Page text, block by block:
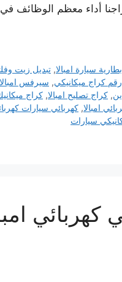
أداء معظم الوظائف
بطارية سيارة امبالا,تبديل زيت
رقم كراج ميكانيكي, سيرفس امبالا
, كراج تصليح امبالا, كراج
امبالا, كهربائي سيارات
سيارات
اخصائي كهربائي